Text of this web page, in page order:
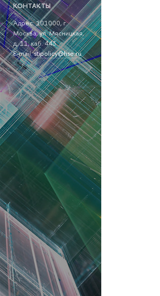
КОНТАКТЫ
Адрес: 101000, г.
Москва, ул. Мясницкая,
д. 11, каб. 443.
E-mail:stipolicy@hse.ru